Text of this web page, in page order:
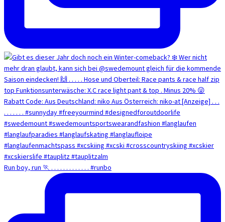
Run boy, run 🏃 . . . . . . . . . . . . . #runbo